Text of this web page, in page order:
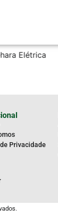
Elétrica
Privacidade